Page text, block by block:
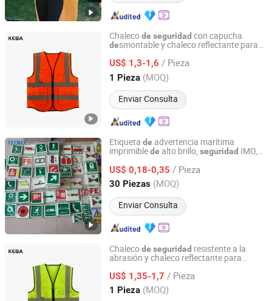
Chalecode seguridad con capucha
desmontable y chaleco reflectante para
US$ 1,3-1,6 / Pieza
1 Pieza (MOQ)
Enviar Consulta
Xinxiang Panwei Protection Technology Co., Ltd.
Henan, China Desde 2026
Etiqueta de advertencia marítima
imprimiblede alto brillo, seguridad IMO,
US$ 0,18-0,35 / Pieza
30 Piezas (MOQ)
Enviar Consulta
Fujian Yejinghui Optical Technology Co., Ltd.
Fujian, China Desde 2025
Chalecode seguridad resistente a la
abrasión y chaleco reflectante para
US$ 1,35-1,7 / Pieza
1 Pieza (MOQ)
Xinxiang Panwei Protection Technology Co., Ltd.
Henan, China Desde 2026